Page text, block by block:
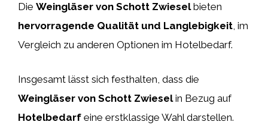
Die Weingläser von Schott Zwieselbieten
hervorragende Qualität und Langlebigkeit, im
Vergleich zu anderen Optionen im Hotelbedarf.
Insgesamt lässt sich festhalten, dass die
Weingläser von Schott Zwieselin Bezug auf
Hotelbedarf eine erstklassige Wahl darstellen.